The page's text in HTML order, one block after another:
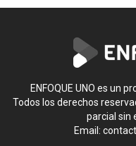
ENFOQUE UNO es un
Todos los derechos
parcial sin
Email: